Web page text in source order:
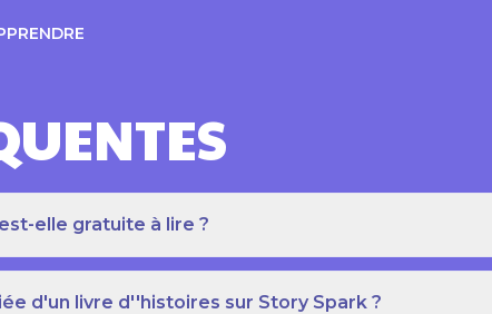
elle gratuite à lire ?
d'un livre d''histoires sur Story Spark ?